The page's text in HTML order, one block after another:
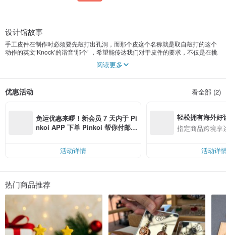
设计馆故事
手工皮件在制作时必须要先敲打出孔洞，而那个皮这个名称就是取自敲打的这个
动作的英文‘Knock’的谐音‘那个’ ，希望能传达我们对于皮件的要求，不仅是在挑
选皮料上，也非常注重每一个制作的细节，期望在未来大家想到皮件时都可以想
阅读更多
优惠活动 看全部 (2)
免运优惠来啰！新会员 7 天内于 Pi
nkoi APP 下单 Pinkoi 帮你付邮
活动详情
轻松拥有海外好
指定商品跨境享
活动详
热门商品推荐